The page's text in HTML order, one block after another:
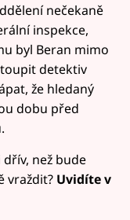
nečekaně
inspekce,
byl Beran mimo
detektiv
že hledaný
dobu před
než bude
vraždit? Uvidíte v